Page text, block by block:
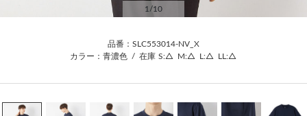
1 /10
品番：SLC553014-NV_X
カラー：青濃色
/ 在庫 S:△ M:△ L:△ LL:△